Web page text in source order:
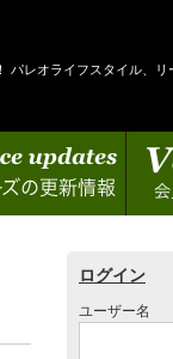
パレオライフスタイル、
報 会員様
ログイン
ユーザー名